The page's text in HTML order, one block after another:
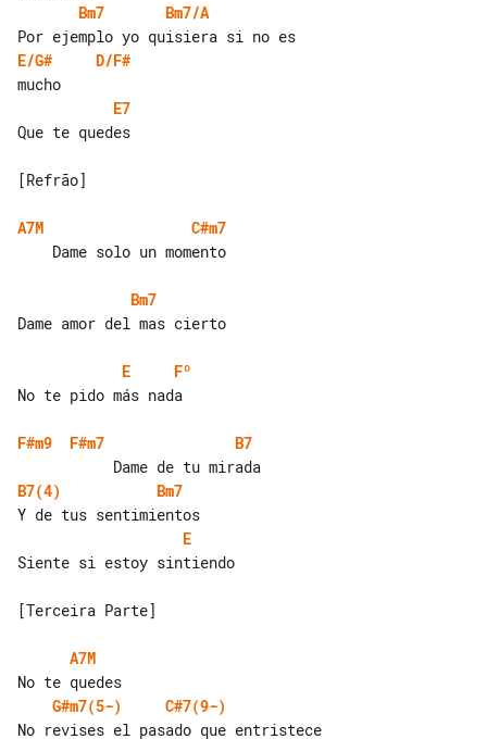
Bm7
Bm7/A
E/G#
D/F#
E7
Que te quedes
[Refrão]
A7M
C#m7
Bm7
Dame amor del mas cierto
E
Fº
No te pido más nada
F#m9 F#m7
B7
B7(4)
Bm7
E
Siente si estoy sintiendo
[Terceira Parte]
A7M
G#m7(5-)
C#7(9-)